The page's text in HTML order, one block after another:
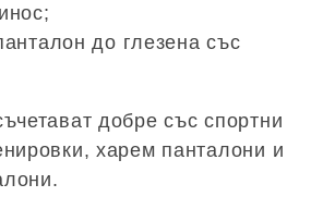
до глезена със
добре със спортни
харем панталони и